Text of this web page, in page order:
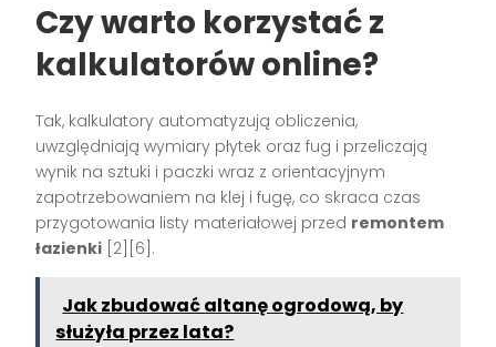
Czy warto korzystać z
kalkulatorów online?
Tak, kalkulatory automatyzują obliczenia,
uwzględniają wymiary płytek oraz fug i przeliczają
wynik na sztuki i paczki wraz z orientacyjnym
zapotrzebowaniem na klej i fugę, co skraca czas
przygotowania listy materiałowej przed remontem
łazienki [2][6].
Jak zbudować altanę ogrodową, by
służyła przez lata?